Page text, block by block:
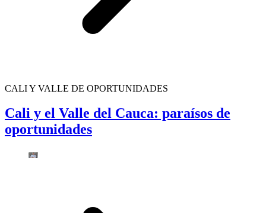
CALI Y VALLE DE OPORTUNIDADES
Cali y el Valle del Cauca: paraísos de
oportunidades